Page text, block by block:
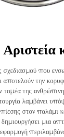
σχεδιασμού που
την
τομέα της
λαμβάνει
στον παλάμι
μια